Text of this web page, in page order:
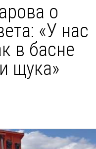
о
«У нас
в басне
щука»